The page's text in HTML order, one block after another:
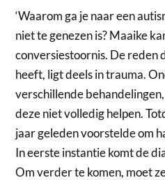
‘Waarom ga je naar een
niet te genezen is? Maaike
conversiestoornis. De reden
heeft, ligt deels in trauma.
verschillende
deze niet volledig helpen.
jaar geleden voorstelde om
In eerste instantie komt de
Om verder te komen, moet